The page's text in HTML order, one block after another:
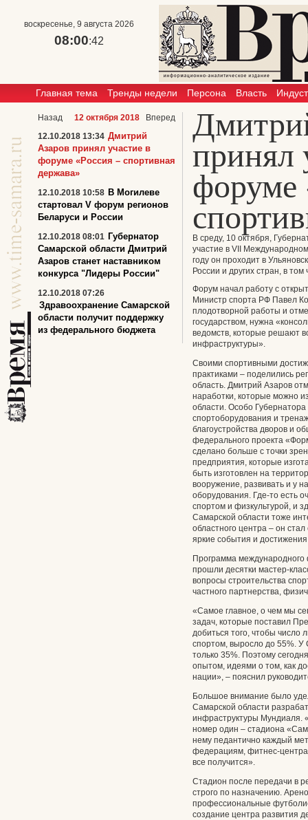
воскресенье, 9 августа 2026
08:00:42
Главная тема Тренды недели Персона Власть
принял
форуме
В среду, 10 октября,
участие в VII
году он проходит в
России и других стран, в
Форум начал работу с
Министр спорта РФ Павел
плодотворной работы и
государством, нужна
ведомств, которые решают
инфраструктуры».
Своими спортивными
практиками – поделились
область. Дмитрий Азаров
наработки, которые можно
области. Особо
спортоборудования и
благоустройства дворов и
федерального проекта
сделано больше с точки
предприятия, которые
быть изготовлен на
вооружение, развивать и у
оборудования. Где-то есть
спортом и физкультурой, и
Самарской области тоже
областного центра – он
яркие события и
Программа
прошли десятки мастер-
вопросы строительства
частного партнерства,
«Самое главное, о чем мы
задач, которые поставил
добиться того, чтобы число
спортом, выросло до 55%. У
только 35%. Поэтому
опытом, идеями о том, как
нации», – пояснил
Большое внимание было
Самарской области
инфраструктуры Мундиаля.
номер один – стадиона
нему педантично каждый
федерациям, фитнес-
все получится».
Стадион после передачи в
строго по назначению.
профессиональные
создание центра развития
Назад 12 октября 2018
Вперед
12.10.2018 13:34 Дмитрий
Азаров принял участие в
форуме «Россия – спортивная
держава»
12.10.2018 10:58 В Могилеве
стартовал V форум регионов
Беларуси и России
12.10.2018 08:01 Губернатор
Самарской области Дмитрий
Азаров станет наставником
конкурса "Лидеры России"
12.10.2018 07:26
Здравоохранение Самарской
области получит поддержку
из федерального бюджета